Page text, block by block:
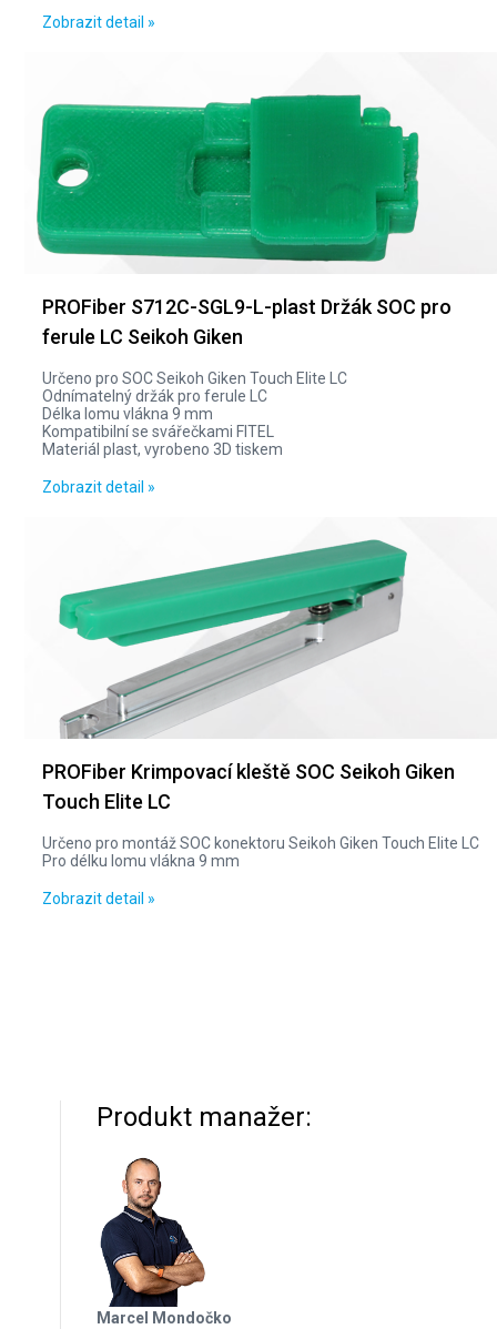
Zobrazit detail »
PROFiber S712C-SGL9-L-plast Držák SOC pro
ferule LC Seikoh Giken
Určeno pro SOC Seikoh Giken Touch Elite LC
Odnímatelný držák pro ferule LC
Délka lomu vlákna 9 mm
Kompatibilní se svářečkami FITEL
Materiál plast, vyrobeno 3D tiskem
Zobrazit detail »
PROFiber Krimpovací kleště SOC Seikoh Giken
Touch Elite LC
Určeno pro montáž SOC konektoru Seikoh Giken Touch Elite LC
Pro délku lomu vlákna 9 mm
Zobrazit detail »
Produkt manažer:
Marcel Mondočko